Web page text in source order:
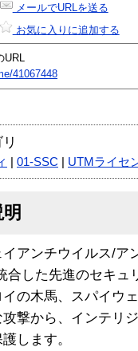
メールでURLを送る
お気に入りに追加する
41067448
01-SSC UTMライセ
アンチウイルス/ア
合した先進のセキュ
の木馬、スパイウ
攻撃から、インテリ
します。